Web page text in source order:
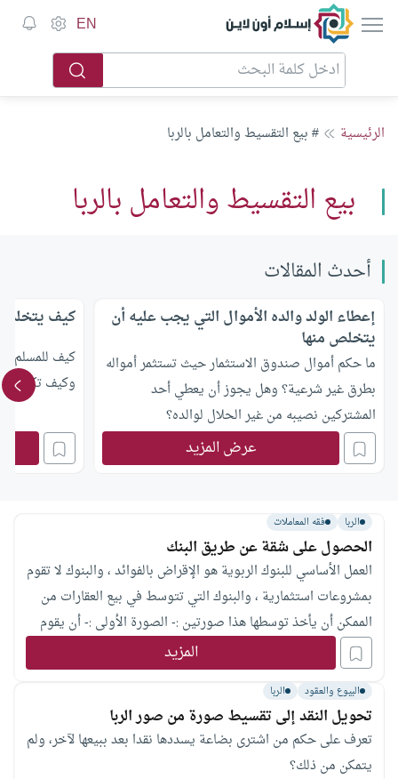
إسلام أون لاين EN
الرئيسية # بيع التقسيط والتعامل بالربا
بيع التقسيط والتعامل بالربا
أحدث المقالات
إعطاء الولد والده الأموال التي يجب عليه أن
يتخلص منها
ما حكم أموال صندوق الاستثمار حيث تستثمر أمواله
بطرق غير شرعية؟ وهل يجوز أن يعطي أحد
المشتركين نصيبه من غير الحلال لوالده؟
عرض المزيد
كيف يتخلص
كيف للمسلم
وكيف تكون
الربا فقه المعاملات
الحصول على شقة عن طريق البنك
العمل الأساسي للبنوك الربوية هو الإقراض بالفوائد ، والبنوك لا تقوم
بمشروعات استثمارية ، والبنوك التي تتوسط في بيع العقارات من
الممكن أن يأخذ توسطها هذا صورتين :- الصورة الأولى :- أن يقوم
البنك بإقراض من يريد شراء العقار بثمن العقار بضمان العقار ذاته
مقابل فائدة ربوية ، ويتم تحويل هذا القرض للجهة صاحبة إنشاء
المزيد
البيوع والعقود الربا
تحويل النقد إلى تقسيط صورة من صور الربا
تعرف على حكم من اشترى بضاعة يسددها نقدا بعد ببيعها لآخر، ولم
يتمكن من ذلك؟